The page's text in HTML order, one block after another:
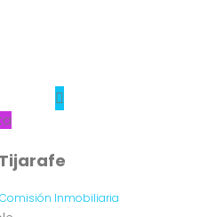
Comisión Inmobiliaria